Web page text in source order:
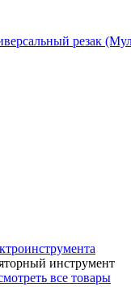
резак
инструмент
все товары